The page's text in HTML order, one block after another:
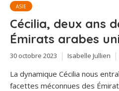
ASIE
Cécilia, deux ans
Émirats arabes
30 octobre 2023 Isabelle Jullien
La dynamique Cécilia nous
facettes méconnues des